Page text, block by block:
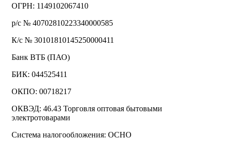
ОГРН: 1149102067410
р/с № 40702810223340000585
К/с № 30101810145250000411
Банк ВТБ (ПАО)
БИК: 044525411
ОКПО: 00718217
ОКВЭД: 46.43 Торговля оптовая бытовыми
электротоварами
Система налогообложения: ОСНО